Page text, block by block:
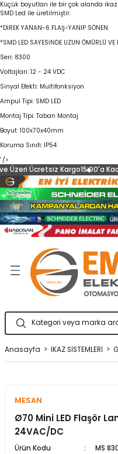
Küçük boyutları ile bir çok alanda ikaz
SMD Led ile üretilmiştir.
*DİREK YANAN-6 FLAŞ-YANIP SÖNEN
*SMD LED SAYESİNDE UZUN ÖMÜRLÜ VE
Seri: 8300
Voltajları: 12 - 24 VDC
Sinyal Efekti: Multifonksiyon
Ampul Tipi: SMD LED
Montaj Tipi: Taban Montaj
Boyut: 100x70x40mm
Koruma Sınıfı: IP54
' />
Ücretsiz Kargo15:00'a
Şalter
OTOMASYON
VERİCİLER
Aparatları
Lambaları
Sistemleri
UPS
Anasayfa İKAZ SİSTEMLERİ
MESAN
Ø70 Mini LED Flaşör
24VAC/DC
Ürün Kodu
MS